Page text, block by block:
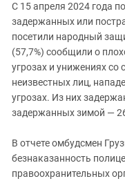
С 15 апреля 2024 года
задержанных или
посетили народный
(57,7%) сообщили о
угрозах и унижениях со
неизвестных лиц,
угрозах. Из них
задержанных зимой —
В отчете омбудсмен
безнаказанность
правоохранительных